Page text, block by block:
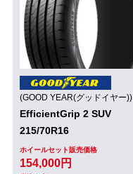
(GOOD YEAR(グッドイヤー))
EfficientGrip 2 SUV
215/70R16
ホイールセット販売価格
154,000円